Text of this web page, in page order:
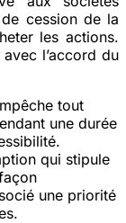
cession de la
les actions.
l’accord du
tout
une durée
qui stipule
une priorité